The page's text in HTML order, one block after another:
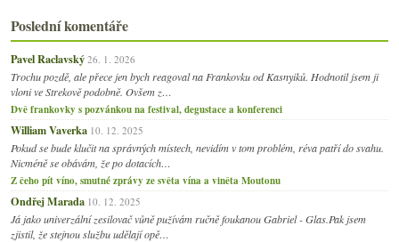
Poslední komentáře
Pavel Raclavský 26. 1. 2026
Trochu pozdě, ale přece jen bych reagoval na Frankovku od Kasnyiků. Hodnotil jsem ji
vloni ve Strekově podobně. Ovšem z…
Dvě frankovky s pozvánkou na festival, degustace a konferenci
William Vaverka 10. 12. 2025
Pokud se bude klučit na správných místech, nevidím v tom problém, réva patří do svahu.
Nicméně se obávám, že po dotacích…
Z čeho pít víno, smutné zprávy ze světa vína a viněta Moutonu
Ondřej Marada 10. 12. 2025
Já jako univerzální zesilovač vůně pužívám ručně foukanou Gabriel - Glas.Pak jsem
zjistil, že stejnou službu udělají opě…